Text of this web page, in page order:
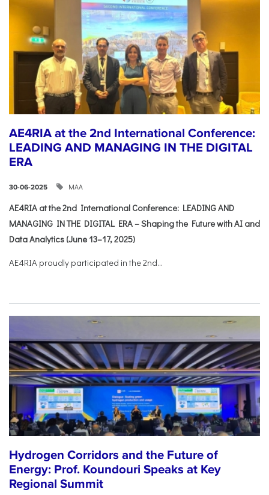
AE4RIA at the 2nd International Conference:
LEADING AND MANAGING IN THE DIGITAL
ERA
30-06-2025 ΜΑΑ
AE4RIA at the 2nd International Conference: LEADING AND
MANAGING IN THE DIGITAL ERA – Shaping the Future with AI and
Data Analytics (June 13–17, 2025)
AE4RIA proudly participated in the 2nd...
Hydrogen Corridors and the Future of
Energy: Prof. Koundouri Speaks at Key
Regional Summit